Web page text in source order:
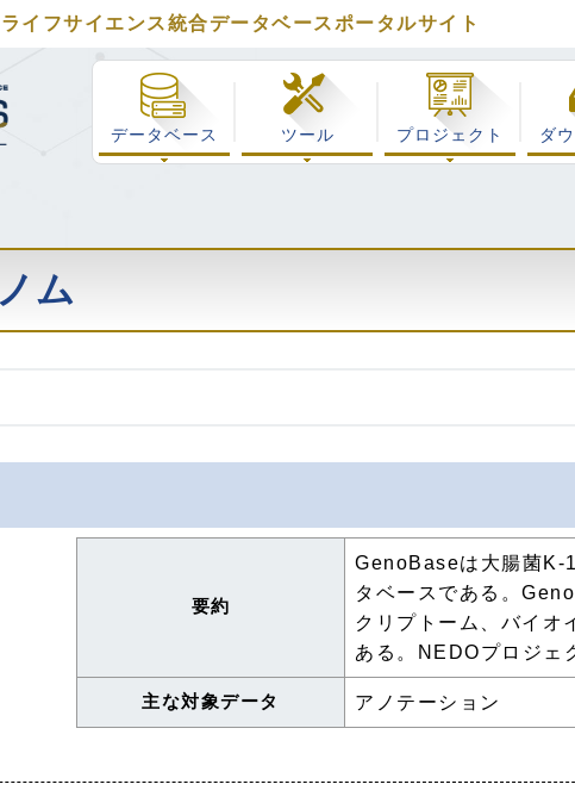
経済産業省関連 ライフサイエンス総合データベースポータ
データベース ツール プロジェクト ダ
ライフサイエンス統合データベースポータルサイト
ム
要約
GenoBaseは大腸菌K-
タベースである。
クリプトーム、バイオ
ある。NEDOプロジェ
主な対象データ アノテーション